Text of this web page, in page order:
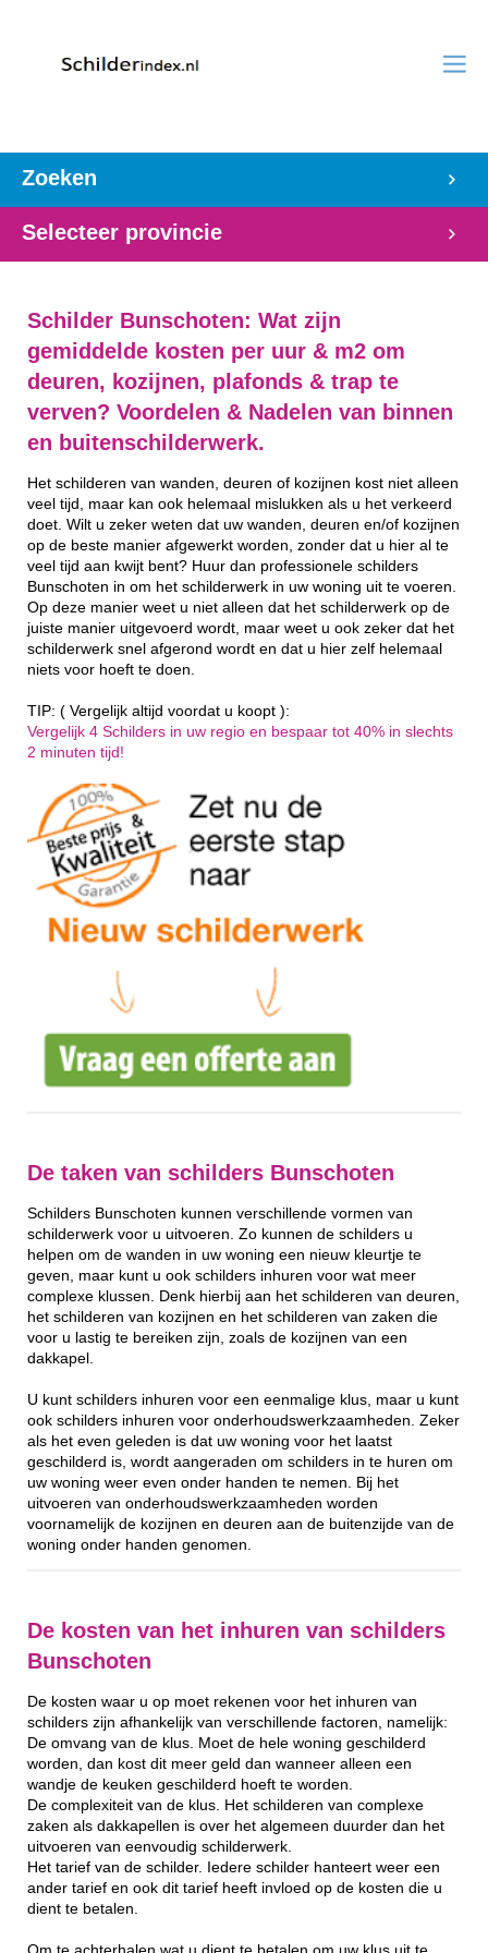
Zoeken
Selecteer provincie
Schilder Bunschoten: Wat zijn
gemiddelde kosten per uur & m2 om
deuren, kozijnen, plafonds & trap te
verven? Voordelen & Nadelen van binnen
en buitenschilderwerk.
Het schilderen van wanden, deuren of kozijnen kost niet alleen
veel tijd, maar kan ook helemaal mislukken als u het verkeerd
doet. Wilt u zeker weten dat uw wanden, deuren en/of kozijnen
op de beste manier afgewerkt worden, zonder dat u hier al te
veel tijd aan kwijt bent? Huur dan professionele schilders
Bunschoten in om het schilderwerk in uw woning uit te voeren.
Op deze manier weet u niet alleen dat het schilderwerk op de
juiste manier uitgevoerd wordt, maar weet u ook zeker dat het
schilderwerk snel afgerond wordt en dat u hier zelf helemaal
niets voor hoeft te doen.
TIP: ( Vergelijk altijd voordat u koopt ):
Vergelijk 4 Schilders in uw regio en bespaar tot 40% in slechts
2 minuten tijd!
De taken van schilders Bunschoten
Schilders Bunschoten kunnen verschillende vormen van
schilderwerk voor u uitvoeren. Zo kunnen de schilders u
helpen om de wanden in uw woning een nieuw kleurtje te
geven, maar kunt u ook schilders inhuren voor wat meer
complexe klussen. Denk hierbij aan het schilderen van deuren,
het schilderen van kozijnen en het schilderen van zaken die
voor u lastig te bereiken zijn, zoals de kozijnen van een
dakkapel.
U kunt schilders inhuren voor een eenmalige klus, maar u kunt
ook schilders inhuren voor onderhoudswerkzaamheden. Zeker
als het even geleden is dat uw woning voor het laatst
geschilderd is, wordt aangeraden om schilders in te huren om
uw woning weer even onder handen te nemen. Bij het
uitvoeren van onderhoudswerkzaamheden worden
voornamelijk de kozijnen en deuren aan de buitenzijde van de
woning onder handen genomen.
De kosten van het inhuren van schilders
Bunschoten
De kosten waar u op moet rekenen voor het inhuren van
schilders zijn afhankelijk van verschillende factoren, namelijk:
De omvang van de klus. Moet de hele woning geschilderd
worden, dan kost dit meer geld dan wanneer alleen een
wandje de keuken geschilderd hoeft te worden.
De complexiteit van de klus. Het schilderen van complexe
zaken als dakkapellen is over het algemeen duurder dan het
uitvoeren van eenvoudig schilderwerk.
Het tarief van de schilder. Iedere schilder hanteert weer een
ander tarief en ook dit tarief heeft invloed op de kosten die u
dient te betalen.